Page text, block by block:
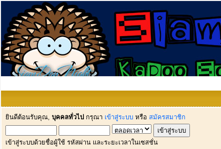
ยินดีต้อนรับคุณ, บุคคลทั่วไป กรุณา เข้าสู่ระบบ หรือ สมัครสมาชิก
เข้าสู่ระบบด้วยชื่อผู้ใช้ รหัสผ่าน และระยะเวลาในเซสชั่น